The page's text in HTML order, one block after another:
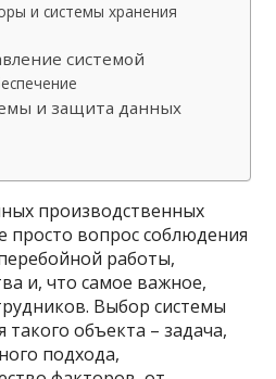
и системы хранения
системой
и защита данных
производственных
просто вопрос соблюдения
работы,
и, что самое важное,
Выбор системы
объекта – задача,
подхода,